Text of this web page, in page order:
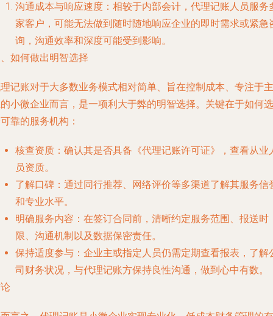
沟通成本与响应速度 ：相较于内部会计，代理记账人员服务
家客户，可能无法做到随时随地响应企业的即时需求或紧急
询，沟通效率和深度可能受到影响。
如何做出明智选择
记账对于大多数业务模式相对简单、旨在控制成本、专注于主
小微企业而言，是一项利大于弊的明智选择。关键在于如何选
靠的服务机构：
核查资质 ：确认其是否具备《代理记账许可证》，查看从业
员资质。
了解口碑 ：通过同行推荐、网络评价等多渠道了解其服务信
和专业水平。
明确服务内容 ：在签订合同前，清晰约定服务范围、报送时
限、沟通机制以及数据保密责任。
保持适度参与 ：企业主或指定人员仍需定期查看报表，了解
司财务状况，与代理记账方保持良性沟通，做到心中有数。